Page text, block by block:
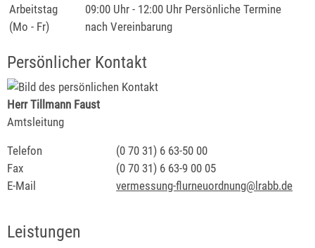
Arbeitstag
(Mo - Fr)
09:00 Uhr - 12:00 Uhr Persönliche Termine
nach Vereinbarung
Persönlicher Kontakt
Herr Tillmann Faust
Amtsleitung
Telefon (0 70 31) 6 63-50 00
Fax
(0 70 31) 6 63-9 00 05
E-Mail
vermessung-flurneuordnung@lrabb.de
Leistungen